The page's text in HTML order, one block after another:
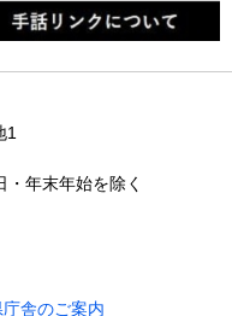
1
年末年始を除く
庁舎のご案内